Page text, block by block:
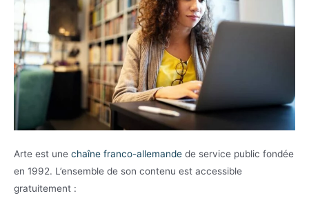
Arte est une chaîne franco-allemande de service public fondée
en 1992. L’ensemble de son contenu est accessible
gratuitement :